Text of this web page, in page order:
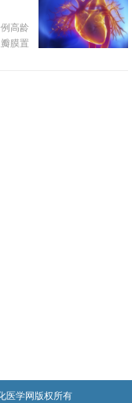
正常
高龄
膜置
术后
周
医学网版权所有